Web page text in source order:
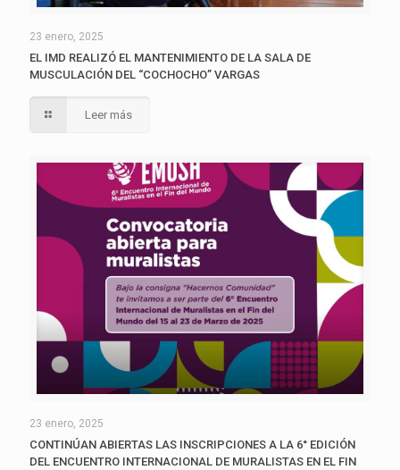
23 enero, 2025
EL IMD REALIZÓ EL MANTENIMIENTO DE LA SALA DE
MUSCULACIÓN DEL “COCHOCHO” VARGAS
Leer más
23 enero, 2025
CONTINÚAN ABIERTAS LAS INSCRIPCIONES A LA 6° EDICIÓN
DEL ENCUENTRO INTERNACIONAL DE MURALISTAS EN EL FIN